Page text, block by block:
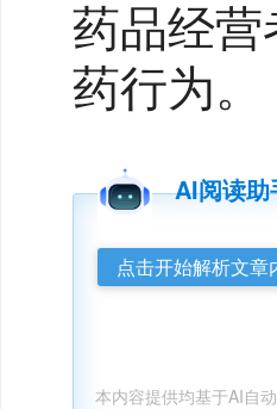
药品经营
药行为。
AI阅读助
点击开始解析文章
本内容提供均基于AI自